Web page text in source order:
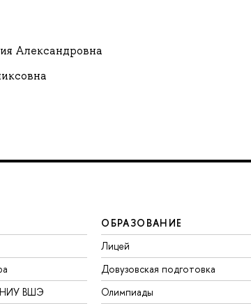
Александровна
НИУ ВШЭ
ОБРАЗОВАНИЕ
Лицей
Довузовская подготовка
Олимпиады